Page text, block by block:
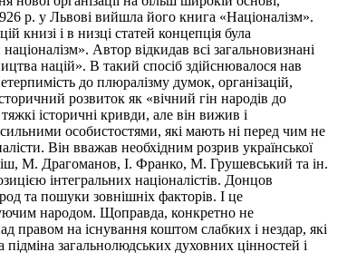
р. у Львові вийшла його книга «Націоналізм».
книзі і в низці статей концепція була
Автор відкидав всі загальновизнані
націй». В такий спосіб здійснювалося нав
до плюралізму думок, організацій,
розвиток як «вічний гін народів до
історичні кривди, але він вижив і
особистостями, які мають ні перед чим не
Він вважав необхідним розрив української
М. Драгоманов, І. Франко, М. Грушевський та ін.
інтегральних націоналістів. Донцов
та пошуки зовнішніх факторів. І це
народом. Щоправда, конкретно не
правом на існування коштом слабких і нездар, які
загальнолюдських духовних цінностей і